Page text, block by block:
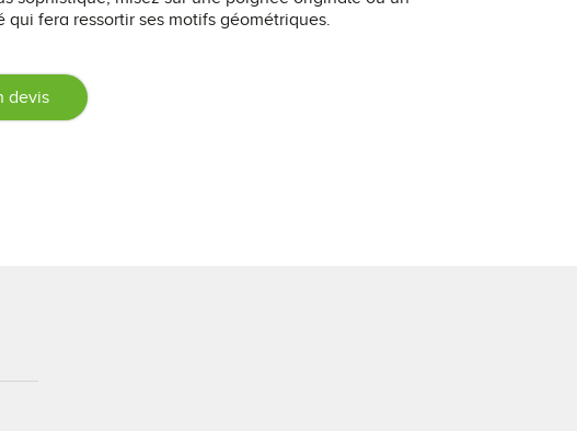
qui fera ressortir ses motifs géométriques.
devis